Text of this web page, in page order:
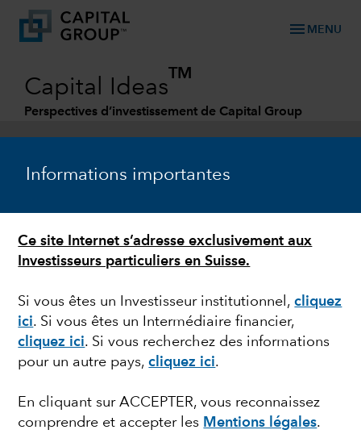
Informations importantes
Ce site Internet s’adresse exclusivement aux
Investisseurs particuliers en Suisse.
Si vous êtes un Investisseur institutionnel,cliquez
ici. Si vous êtes un Intermédiaire financier,
cliquez ici. Si vous recherchez des informations
pour un autre pays,cliquez ici.
En cliquant sur ACCEPTER, vous reconnaissez
comprendre et accepter les Mentions légales.
menu MENU
Capital Ideas
TM
Perspectives d’investissement de Capital Group
GESTION OBLIGATAIRE
Au-delà de la déroute :
où trouver des